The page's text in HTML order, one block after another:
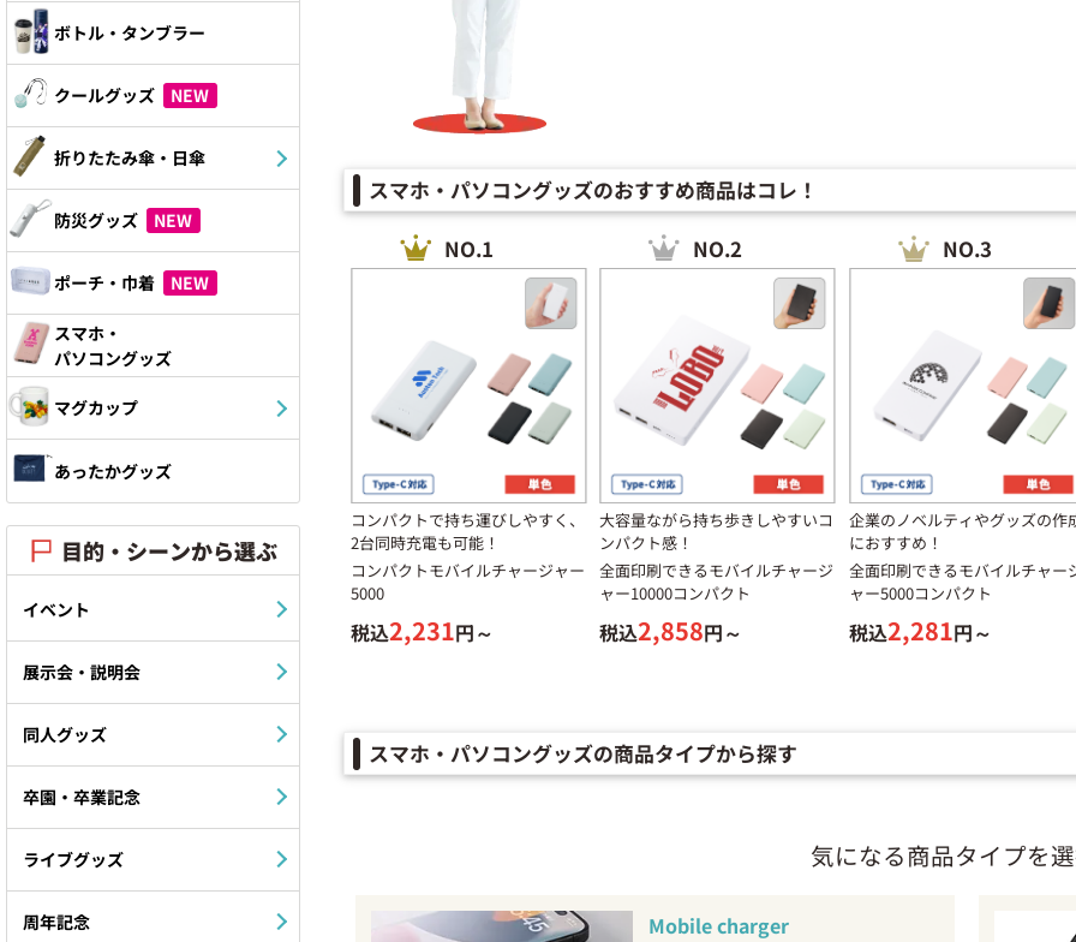
ボトル・タンブラー
クールグッズ NEW
折りたたみ傘・日傘
防災グッズ NEW
ポーチ・巾着 NEW
スマホ・
パソコングッズ
マグカップ
あったかグッズ
目的・シーンから選ぶ
イベント
展示会・説明会
同人グッズ
卒園・卒業記念
ライブグッズ
周年記念
スマホ・パソコングッズのおすすめ商品はコレ！
NO.1
コンパクトで持ち運びしやすく、
2台同時充電も可能！
コンパクトモバイルチャージャー
5000
税込2,231円～
NO.2
大容量ながら持ち歩きしやすいコ
ンパクト感！
全面印刷できるモバイルチャージ
ャー10000コンパクト
税込2,858円～
NO.3
企業のノベルティやグッズの作
におすすめ！
全面印刷できるモバイルチャー
ャー5000コンパクト
税込2,281円～
スマホ・パソコングッズの商品タイプから探す
気になる商品タイプを選
Mobile charger